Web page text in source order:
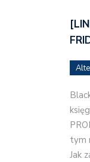
tym
Jak